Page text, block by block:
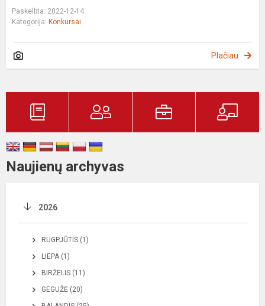
Paskelbta: 2022-12-14
Kategorija: Konkursai
Plačiau
Naujienų archyvas
2026
RUGPJŪTIS (1)
LIEPA (1)
BIRŽELIS (11)
GEGUŽĖ (20)